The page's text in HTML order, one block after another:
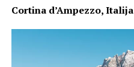
Cortina d’Ampezzo, Italija